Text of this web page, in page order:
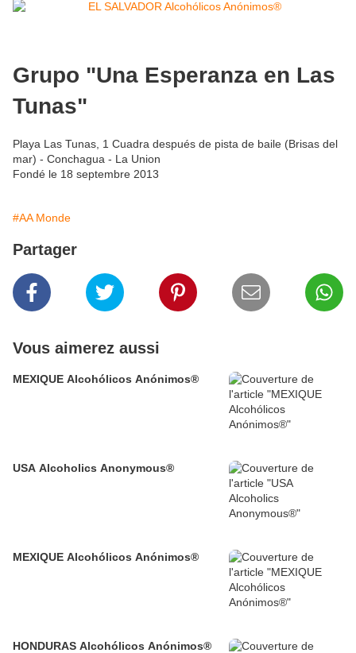
Grupo "Una Esperanza en Las
Tunas"
Playa Las Tunas, 1 Cuadra después de pista de baile (Brisas del
mar) - Conchagua - La Union
Fondé le 18 septembre 2013
#AA Monde
Partager
Vous aimerez aussi
MEXIQUE Alcohólicos Anónimos®
USA Alcoholics Anonymous®
MEXIQUE Alcohólicos Anónimos®
HONDURAS Alcohólicos Anónimos®